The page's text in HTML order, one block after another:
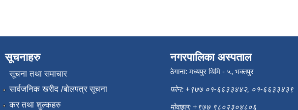
सूचनाहरु
सूचना तथा समाचार
सार्वजनिक खरीद /बोलपत्र सूचना
कर तथा शुल्कहरु
नगरपालिका अस्पताल
ठेगाना: मध्यपुर थिमि - ५, भक्तपुर
फोन: +९७७ ०१-६६३३४४२, ०१-६६३३४३९
मोवाइल: +९७७ ९८०२३०४८०६